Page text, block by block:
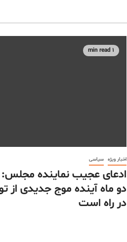
1 min read
اخبار ویژه سیاسی
ادعای عجیب نماینده مجلس:
دو ماه آینده موج جدیدی از
در راه است